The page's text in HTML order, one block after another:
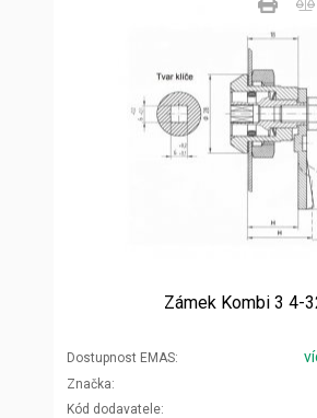
Zámek Kombi 3 4-
Dostupnost EMAS
Značka
Kód dodavatele